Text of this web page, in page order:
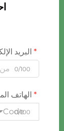
البريد
0/100
الهاتف
Code
0/100